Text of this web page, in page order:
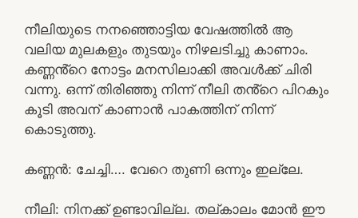
നീലിയുടെ നനഞ്ഞൊട്ടിയ വേഷത്തിൽ ആ
വലിയ മുലകളും തുടയും നിഴലടിച്ചു കാണാം.
കണ്ണൻ്റെ നോട്ടം മനസിലാക്കി അവൾക്ക് ചിരി
വന്നു. ഒന്ന് തിരിഞ്ഞു നിന്ന് നീലി തൻ്റെ പിറകും
കൂടി അവന് കാണാൻ പാകത്തിന് നിന്ന്
കൊടുത്തു.
കണ്ണൻ: ചേച്ചി…. വേറെ തുണി ഒന്നും ഇല്ലേ.
നീലി: നിനക്ക് ഉണ്ടാവില്ല. തല്കാലം മോൻ ഈ